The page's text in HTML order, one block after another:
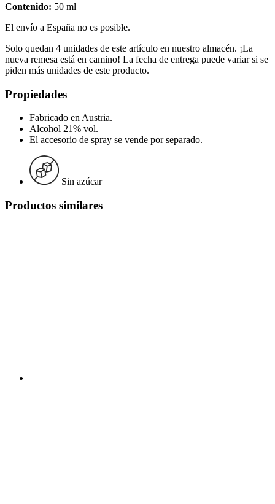
Contenido: 50 ml
El envío a España no es posible.
Solo quedan 4 unidades de este artículo en nuestro almacén. ¡La
nueva remesa está en camino! La fecha de entrega puede variar si se
piden más unidades de este producto.
Propiedades
Fabricado en Austria.
Alcohol 21% vol.
El accesorio de spray se vende por separado.
Sin azúcar
Productos similares